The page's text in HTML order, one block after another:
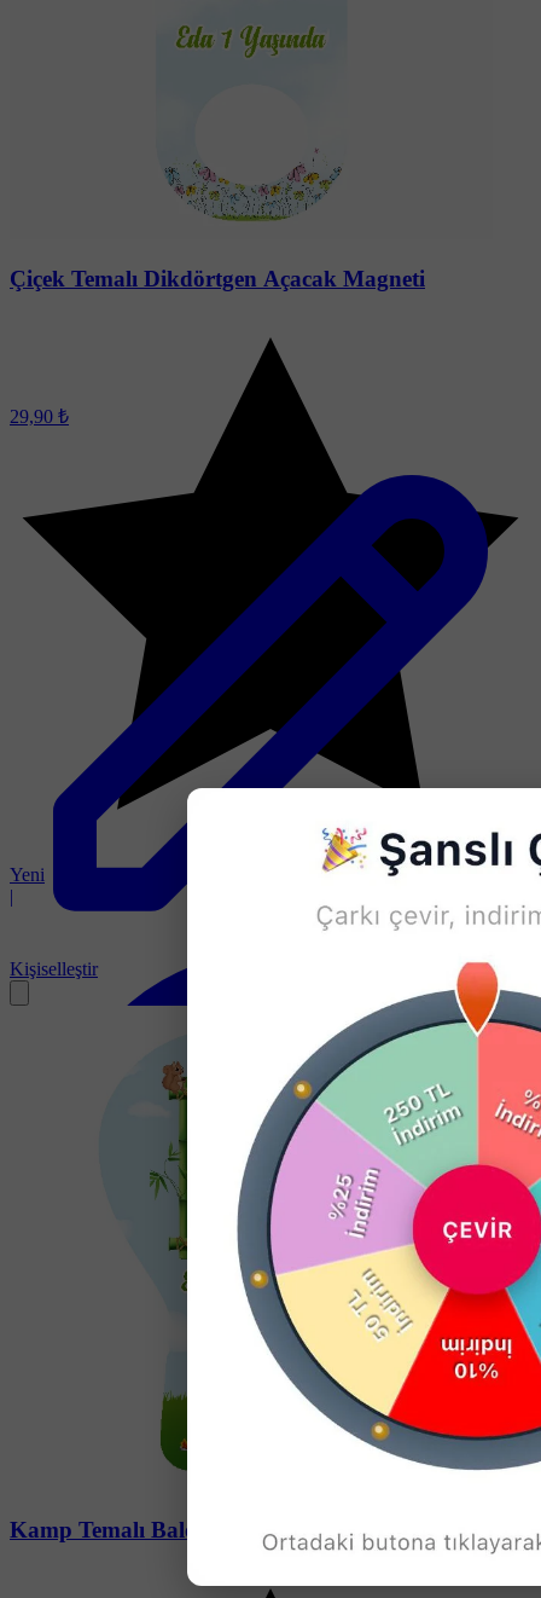
Çiçek Temalı Dikdörtgen Açacak Magneti
Yeni
|
29,90 ₺
Kişiselleştir
Kamp Temalı Balon Açacak Magneti